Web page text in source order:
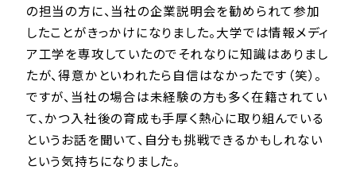
の担当の方に、当社の企業説明会を勧められて参加
したことがきっかけになりました。大学では情報メディ
ア工学を専攻していたのでそれなりに知識はありまし
たが、得意かといわれたら自信はなかったです（笑）。
ですが、当社の場合は未経験の方も多く在籍されてい
て、かつ入社後の育成も手厚く熱心に取り組んでいる
というお話を聞いて、自分も挑戦できるかもしれない
という気持ちになりました。